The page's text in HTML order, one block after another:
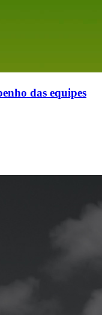
das equipes